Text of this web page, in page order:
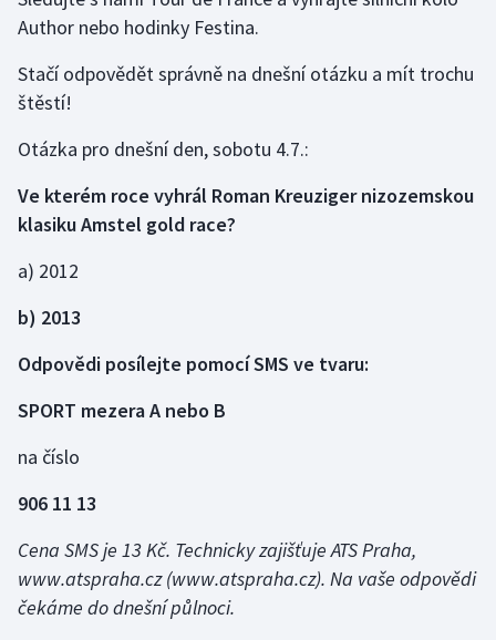
Házená
Jezdectví
Krasobruslení
Lezení
Lyže a snowboard
Moderní pětiboj
Parasport
Author nebo hodinky Festina.
Stačí odpovědět správně na dnešní otázku a mít trochu
štěstí!
Otázka pro dnešní den, sobotu 4.7.:
Ve kterém roce vyhrál Roman Kreuziger nizozemskou
klasiku Amstel gold race?
a) 2012
b) 2013
Odpovědi posílejte pomocí SMS ve tvaru:
SPORT mezera A nebo B
na číslo
906 11 13
Cena SMS je 13 Kč. Technicky zajišťuje ATS Praha,
www.atspraha.cz(www.atspraha.cz). Na vaše odpovědi
čekáme do dnešní půlnoci.